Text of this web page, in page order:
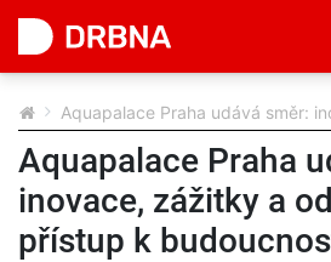
Aquapalace Praha udává směr:
Aquapalace Praha
inovace, zážitky a
přístup k